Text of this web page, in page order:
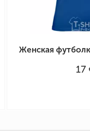
Женская
17